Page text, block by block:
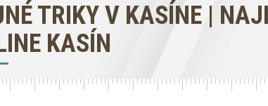
TRIKY V KASÍNE |
KASÍN